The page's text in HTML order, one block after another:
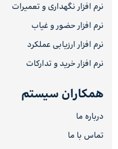
نرم افزار نگهداری و تعمیرات
نرم افزار حضور و غیاب
نرم افزار ارزیابی عملکرد
نرم افزار خرید و تدارکات
همکاران سیستم
درباره ما
تماس با ما